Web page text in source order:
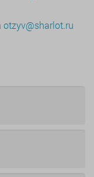
otzyv@sharlot.ru